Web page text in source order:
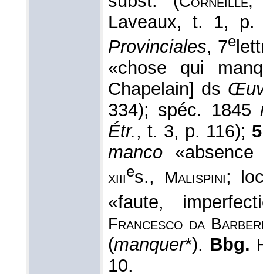
Laveaux, t. 1,
Provinciales, 7e
«chose qui
Chapelain] ds
334); spéc. 1845
Étr., t. 3, p. 116);
manco
xiiies., Malispini;
«faute,
Francesco da
(manquer*). Bbg.
10.